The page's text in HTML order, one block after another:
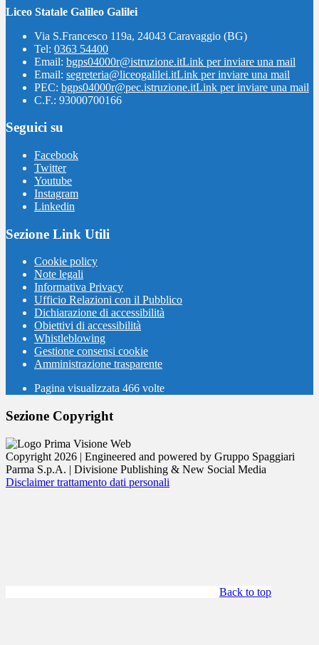
Liceo Statale Galileo Galilei
Via S.Francesco 119a, 24043 Caravaggio (BG)
Tel: 0363 54400
Email: bgps04000r@istruzione.itLink per inviare una mail
Email: segreteria@liceogalilei.itLink per inviare una mail
PEC: bgps04000r@pec.istruzione.itLink per inviare una mail
C.F.: 93000700166
Seguici su
Facebook
Twitter
Youtube
Instagram
Linkedin
Sezione Link Utili
Cookie policy
Note legali
Informativa Privacy
Ufficio Relazioni con il Pubblico
Dichiarazione di accessibilità
Obiettivi di accessibilità
Whistleblowing
Gestione consensi cookie
Amministrazione trasparente
Pagina visualizzata 466 volte
Sezione Copyright
Copyright 2026 | Engineered and powered by Gruppo Spaggiari
Parma S.p.A. | Divisione Publishing & New Social Media
Disclaimer trattamento dati personali
Back to top